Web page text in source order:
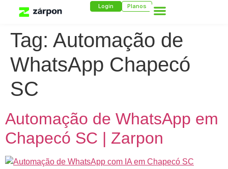
Login Planos
Tag: Automação de
WhatsApp Chapecó
SC
Automação de WhatsApp em
Chapecó SC | Zarpon